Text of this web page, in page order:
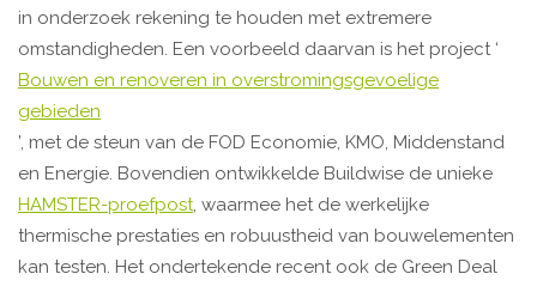
in onderzoek rekening te houden met extremere
omstandigheden. Een voorbeeld daarvan is het project ‘
Bouwen en renoveren in overstromingsgevoelige
gebieden
’, met de steun van de FOD Economie, KMO, Middenstand
en Energie. Bovendien ontwikkelde Buildwise de unieke
HAMSTER-proefpost, waarmee het de werkelijke
thermische prestaties en robuustheid van bouwelementen
kan testen. Het ondertekende recent ook de Green Deal